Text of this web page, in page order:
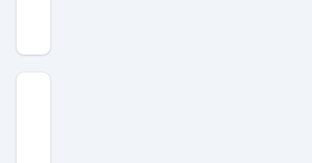
一
份